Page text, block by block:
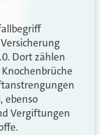
Dort zählen
ebenso
Vergiftungen